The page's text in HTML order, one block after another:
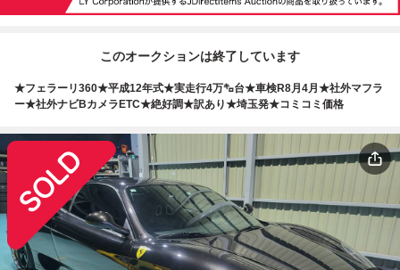
このオークションは終了しています
★フェラーリ360★平成12年式★実走行4万㌔台★車検R8月4月★社外マフラ
ー★社外ナビBカメラETC★絶好調★訳あり★埼玉発★コミコミ価格